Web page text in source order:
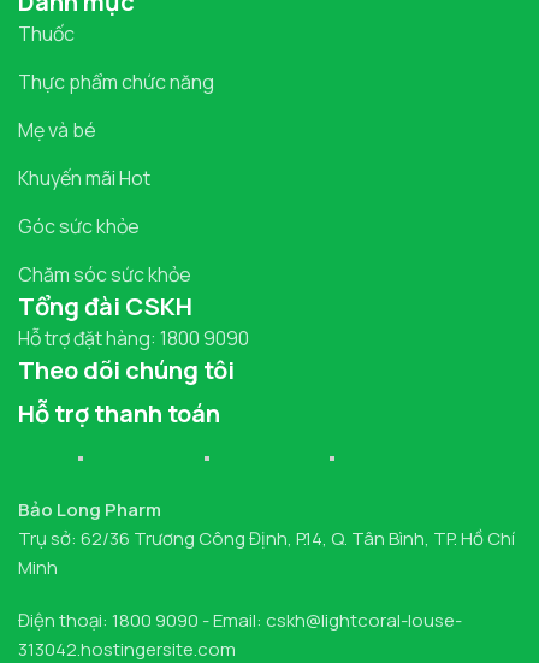
Thuốc
Thực phẩm chức năng
Mẹ và bé
Khuyến mãi Hot
Góc sức khỏe
Chăm sóc sức khỏe
Tổng đài CSKH
Hỗ trợ đặt hàng: 1800 9090
Theo dõi chúng tôi
Hỗ trợ thanh toán
Bảo Long Pharm
Trụ sở: 62/36 Trương Công Định, P.14, Q. Tân Bình, TP. Hồ Chí
Minh
Điện thoại: 1800 9090 - Email: cskh@lightcoral-louse-
313042.hostingersite.com